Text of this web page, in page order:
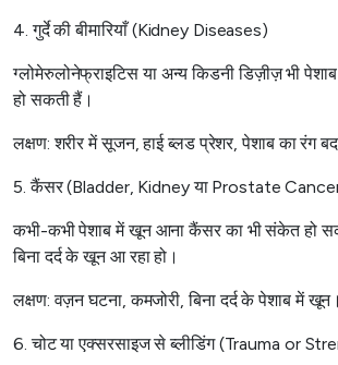
4. गुर्दे की बीमारियाँ (Kidney Diseases)
ग्लोमेरुलोनेफ्राइटिस या अन्य किडनी डिज़ीज़ भी
हो सकती हैं।
लक्षण: शरीर में सूजन, हाई ब्लड प्रेशर, पेशाब का रंग
5. कैंसर (Bladder, Kidney या Prostate
कभी-कभी पेशाब में खून आना कैंसर का भी संकेत हो
बिना दर्द के खून आ रहा हो।
लक्षण: वज़न घटना, कमजोरी, बिना दर्द के पेशाब में खून।
6. चोट या एक्सरसाइज से ब्लीडिंग (Trauma or